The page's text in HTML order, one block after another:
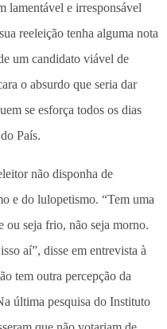
lamentável e irresponsável
reeleição tenha alguma nota
um candidato viável de
o absurdo que seria dar
se esforça todos os dias
País.
não disponha de
e do lulopetismo. “Tem uma
ou seja frio, não seja morno.
aí”, disse em entrevista à
tem outra percepção da
última pesquisa do Instituto